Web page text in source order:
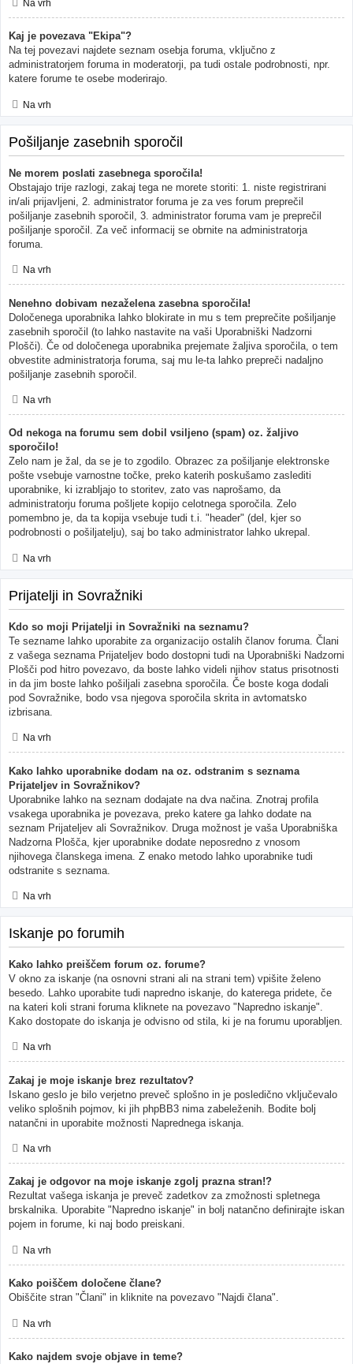
Na vrh
Kaj je povezava "Ekipa"?
Na tej povezavi najdete seznam osebja foruma, vključno z
administratorjem foruma in moderatorji, pa tudi ostale podrobnosti, npr.
katere forume te osebe moderirajo.
Na vrh
Pošiljanje zasebnih sporočil
Ne morem poslati zasebnega sporočila!
Obstajajo trije razlogi, zakaj tega ne morete storiti: 1. niste registrirani
in/ali prijavljeni, 2. administrator foruma je za ves forum preprečil
pošiljanje zasebnih sporočil, 3. administrator foruma vam je preprečil
pošiljanje sporočil. Za več informacij se obrnite na administratorja
foruma.
Na vrh
Nenehno dobivam nezaželena zasebna sporočila!
Določenega uporabnika lahko blokirate in mu s tem preprečite pošiljanje
zasebnih sporočil (to lahko nastavite na vaši Uporabniški Nadzorni
Plošči). Če od določenega uporabnika prejemate žaljiva sporočila, o tem
obvestite administratorja foruma, saj mu le-ta lahko prepreči nadaljno
pošiljanje zasebnih sporočil.
Na vrh
Od nekoga na forumu sem dobil vsiljeno (spam) oz. žaljivo
sporočilo!
Zelo nam je žal, da se je to zgodilo. Obrazec za pošiljanje elektronske
pošte vsebuje varnostne točke, preko katerih poskušamo zaslediti
uporabnike, ki izrabljajo to storitev, zato vas naprošamo, da
administratorju foruma pošljete kopijo celotnega sporočila. Zelo
pomembno je, da ta kopija vsebuje tudi t.i. "header" (del, kjer so
podrobnosti o pošiljatelju), saj bo tako administrator lahko ukrepal.
Na vrh
Prijatelji in Sovražniki
Kdo so moji Prijatelji in Sovražniki na seznamu?
Te sezname lahko uporabite za organizacijo ostalih članov foruma. Člani
z vašega seznama Prijateljev bodo dostopni tudi na Uporabniški Nadzorni
Plošči pod hitro povezavo, da boste lahko videli njihov status prisotnosti
in da jim boste lahko pošiljali zasebna sporočila. Če boste koga dodali
pod Sovražnike, bodo vsa njegova sporočila skrita in avtomatsko
izbrisana.
Na vrh
Kako lahko uporabnike dodam na oz. odstranim s seznama
Prijateljev in Sovražnikov?
Uporabnike lahko na seznam dodajate na dva načina. Znotraj profila
vsakega uporabnika je povezava, preko katere ga lahko dodate na
seznam Prijateljev ali Sovražnikov. Druga možnost je vaša Uporabniška
Nadzorna Plošča, kjer uporabnike dodate neposredno z vnosom
njihovega članskega imena. Z enako metodo lahko uporabnike tudi
odstranite s seznama.
Na vrh
Iskanje po forumih
Kako lahko preiščem forum oz. forume?
V okno za iskanje (na osnovni strani ali na strani tem) vpišite želeno
besedo. Lahko uporabite tudi napredno iskanje, do katerega pridete, če
na kateri koli strani foruma kliknete na povezavo "Napredno iskanje".
Kako dostopate do iskanja je odvisno od stila, ki je na forumu uporabljen.
Na vrh
Zakaj je moje iskanje brez rezultatov?
Iskano geslo je bilo verjetno preveč splošno in je posledično vključevalo
veliko splošnih pojmov, ki jih phpBB3 nima zabeleženih. Bodite bolj
natančni in uporabite možnosti Naprednega iskanja.
Na vrh
Zakaj je odgovor na moje iskanje zgolj prazna stran!?
Rezultat vašega iskanja je preveč zadetkov za zmožnosti spletnega
brskalnika. Uporabite "Napredno iskanje" in bolj natančno definirajte iskan
pojem in forume, ki naj bodo preiskani.
Na vrh
Kako poiščem določene člane?
Obiščite stran "Člani" in kliknite na povezavo "Najdi člana".
Na vrh
Kako najdem svoje objave in teme?